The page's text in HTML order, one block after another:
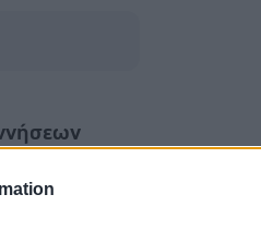
της